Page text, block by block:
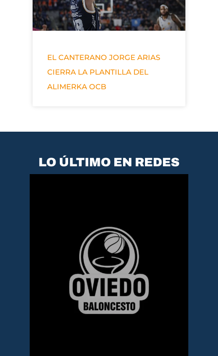
EL CANTERANO JORGE ARIAS
CIERRA LA PLANTILLA DEL
ALIMERKA OCB
LO ÚLTIMO EN REDES